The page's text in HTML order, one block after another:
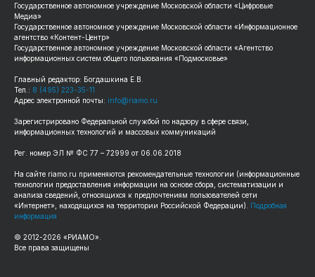
Государственное автономное учреждение Московской области «Цифровые
Медиа»
Государственное автономное учреждение Московской области «Информационное
агентство «Контент-Центр»
Государственное автономное учреждение Московской области «Агентство
информационных систем общего пользования «Подмосковье»
Главный редактор: Богдашкина Е.В.
Тел.: 8 (495) 223-35-11
Адрес электронной почты: info@riamo.ru
Зарегистрировано Федеральной службой по надзору в сфере связи,
информационных технологий и массовых коммуникаций
Рег. номер ЭЛ № ФС 77 – 72999 от 06.06.2018
На сайте riamo.ru применяются рекомендательные технологии (информационные
технологии предоставления информации на основе сбора, систематизации и
анализа сведений, относящихся к предпочтениям пользователей сети
«Интернет», находящихся на территории Российской Федерации). Подробная
информация
© 2012-2026 «РИАМО».
Все права защищены